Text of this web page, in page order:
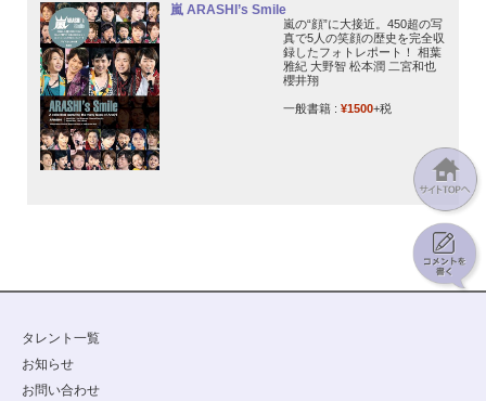
嵐 ARASHI’s Smile
嵐の“顔”に大接近。450超の写
真で5人の笑顔の歴史を完全収
録したフォトレポート！ 相葉
雅紀 大野智 松本潤 二宮和也
櫻井翔
一般書籍 : ¥1500+税
タレント一覧
お知らせ
お問い合わせ